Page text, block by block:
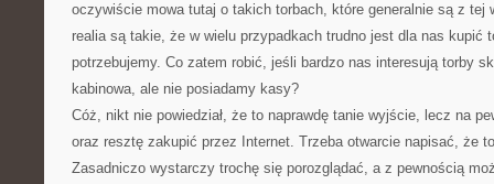
oczywiście mowa tutaj o takich torbach, które generalnie są z tej
realia są takie, że w wielu przypadkach trudno jest dla nas kupić
potrzebujemy. Co zatem robić, jeśli bardzo nas interesują torby
kabinowa, ale nie posiadamy kasy?
Cóż, nikt nie powiedział, że to naprawdę tanie wyjście, lecz na
oraz resztę zakupić przez Internet. Trzeba otwarcie napisać, że
Zasadniczo wystarczy trochę się porozglądać, a z pewnością